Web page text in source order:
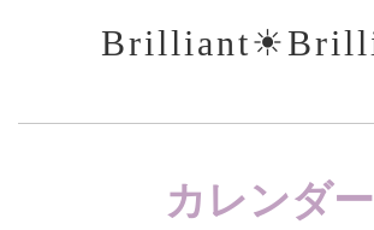
カレンダー